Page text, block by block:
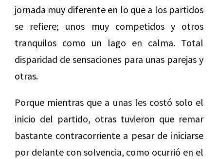
jornada muy diferente en lo que a los partidos
se refiere; unos muy competidos y otros
tranquilos como un lago en calma. Total
disparidad de sensaciones para unas parejas y
otras.
Porque mientras que a unas les costó solo el
inicio del partido, otras tuvieron que remar
bastante contracorriente a pesar de iniciarse
por delante con solvencia, como ocurrió en el